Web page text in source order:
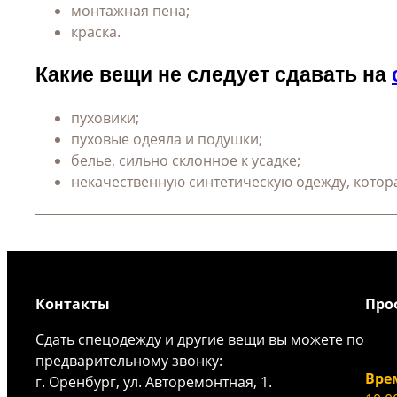
монтажная пена;
краска.
Какие вещи не следует сдавать на
пуховики;
пуховые одеяла и подушки;
белье, сильно склонное к усадке;
некачественную синтетическую одежду,
Контакты
Сдать спецодежду и другие вещи вы можете по
предварительному звонку:
г. Оренбург, ул. Авторемонтная, 1.